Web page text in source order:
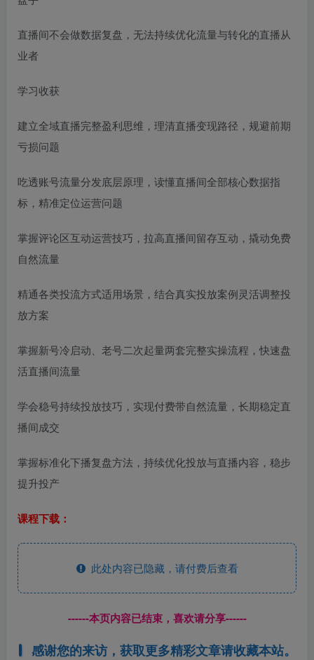
直播间不会做数据复盘，无法持续优化流量与转化的直播从
业者
学习收获
建立全域直播完整盈利思维，理清直播变现路径，规避前期
亏损问题
吃透账号流量分发底层原理，读懂直播间全部核心数据指
标，精准定位运营问题
掌握评论区互动运营技巧，拉高直播间留存互动，撬动免费
自然流量
精通各类投流方式适用场景，结合真实投放案例灵活调整投
放方案
掌握新号冷启动、老号二次起量两套完整实操流程，快速盘
活直播间流量
学会稳号持续投放技巧，实现付费带自然流量，长期稳定直
播间成交
掌握标准化下播复盘方法，持续优化投放与直播内容，稳步
提升投产
课程下载：
此处内容已隐藏，请付费后查看
------本页内容已结束，喜欢请分享------
感谢您的来访，获取更多精彩文章请收藏本站。